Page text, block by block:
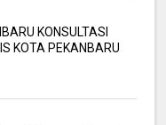
KONSULTASI
KOTA PEKANBARU